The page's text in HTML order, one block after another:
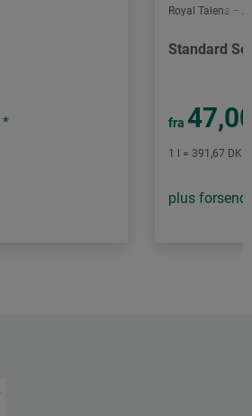
*
Royal Talens –
Standard
fra
1 l = 391,67
plus